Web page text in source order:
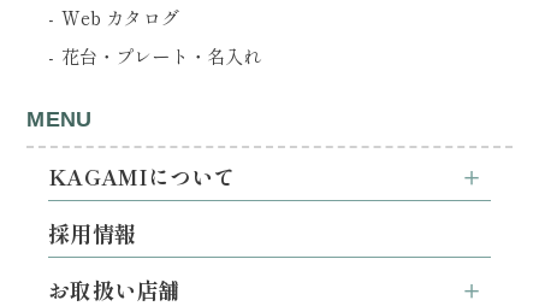
Web カタログ
花台・プレート・名入れ
MENU
KAGAMIについて
採用情報
お取扱い店舗